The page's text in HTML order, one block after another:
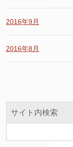
2016年9月
2016年8月
サイト内検索